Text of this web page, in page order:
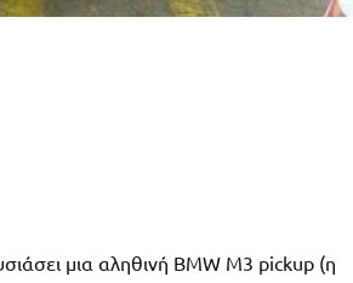
μια αληθινή BMW M3 pickup (η